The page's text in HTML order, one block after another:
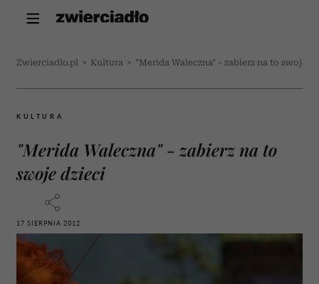
Zwierciadlo.pl > Kultura > "Merida Waleczna" - zabierz na to swoje
KULTURA
"Merida Waleczna" - zabierz na to
swoje dzieci
17 SIERPNIA 2012